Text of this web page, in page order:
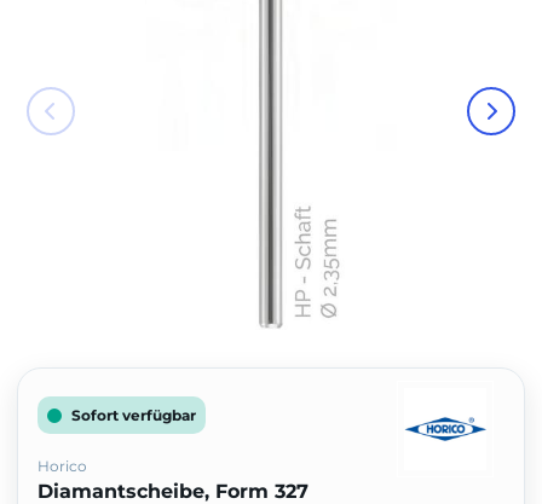
Sofort verfügbar
Horico
Diamantscheibe, Form 327